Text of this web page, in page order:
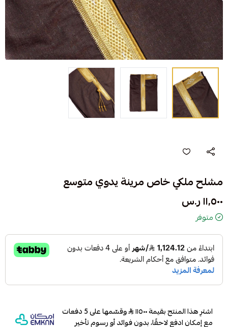
مشلح ملكي خاص مرينة يدوي متوسع
١١٬٥٠٠ ر.س
متوفر
اشترِ هذا المنتج بقيمة ١١٥٠٠
وقسّمها على 5 دفعات
مع إمكان ادفع لاحقًا، بدون فوائد أو رسوم تأخير